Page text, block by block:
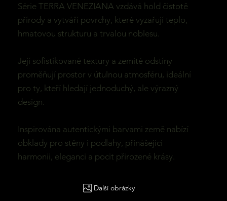
Série TERRA VENEZIANA vzdává hold čistotě
přírody a vytváří povrchy, které vyzařují teplo,
hmatovou strukturu a trvalou noblesu.
Její sofistikované textury a zemité odstíny
proměňují prostor v útulnou atmosféru, ideální
pro ty, kteří hledají jednoduchý, ale výrazný
design.
Inspirována autentickými barvami země nabízí
obklady pro stěny i podlahy, přinášející
harmonii, eleganci a pocit přirozené krásy.
Další obrázky